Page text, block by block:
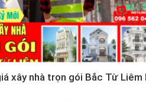
xây nhà trọn gói Bắc Từ Liêm